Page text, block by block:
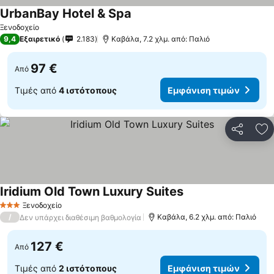
Ξενοδοχείο
UrbanBay Hotel & Spa
9,4 Εξαιρετικό 2.183 Καβάλα, 7.2 χλμ. από: Παλιό
Από 97 €
Τιμές από 4 ιστότοπους Εμφάνιση τιμών
3 ΑστέριαΞενοδοχείο
Iridium Old Town Luxury Suites
/ Δεν υπάρχει διαθέσιμη βαθμολογία Καβάλα, 6.2 χλμ. από: Παλιό
Από 127 €
Τιμές από 2 ιστότοπους Εμφάνιση τιμών